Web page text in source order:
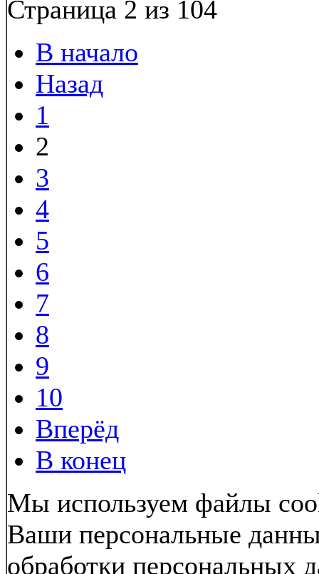
Страница 2 из 104
В начало
Назад
1
2
3
4
5
6
7
8
9
10
Вперёд
В конец
Мы используем файлы
Ваши персональные
обработки персональных